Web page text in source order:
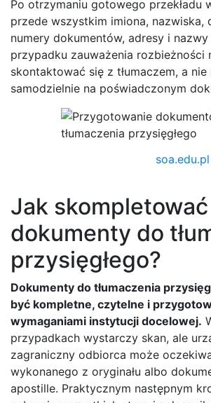
Po otrzymaniu gotowego przekładu
przede wszystkim imiona, nazwiska,
numery dokumentów, adresy i
przypadku zauważenia rozbieżności
skontaktować się z tłumaczem, a
samodzielnie na poświadczonym
soa.edu.pl
Jak skompletować
dokumenty do
przysięgłego?
Dokumenty do tłumaczenia
być kompletne, czytelne i
wymaganiami instytucji docelowej.
przypadkach wystarczy skan, ale
zagraniczny odbiorca może
wykonanego z oryginału albo
apostille. Praktycznym następnym